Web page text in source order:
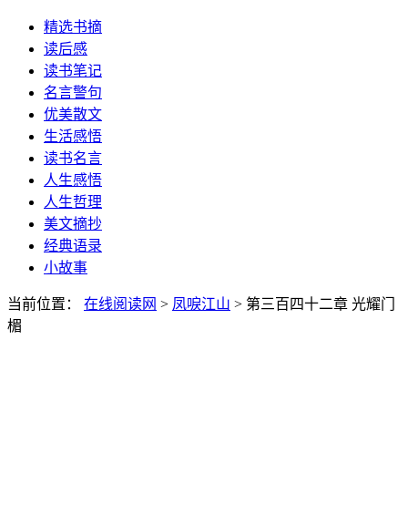
精选书摘
读后感
读书笔记
名言警句
优美散文
生活感悟
读书名言
人生感悟
人生哲理
美文摘抄
经典语录
小故事
当前位置： 在线阅读网 > 凤唳江山 > 第三百四十二章 光耀门
楣